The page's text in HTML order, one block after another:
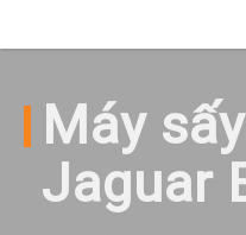
Máy
Jaguar